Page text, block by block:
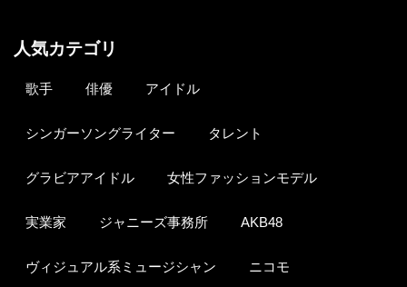
人気カテゴリ
歌手 俳優 アイドル
シンガーソングライター タレント
グラビアアイドル 女性ファッションモデル
実業家 ジャニーズ事務所 AKB48
ヴィジュアル系ミュージシャン ニコモ